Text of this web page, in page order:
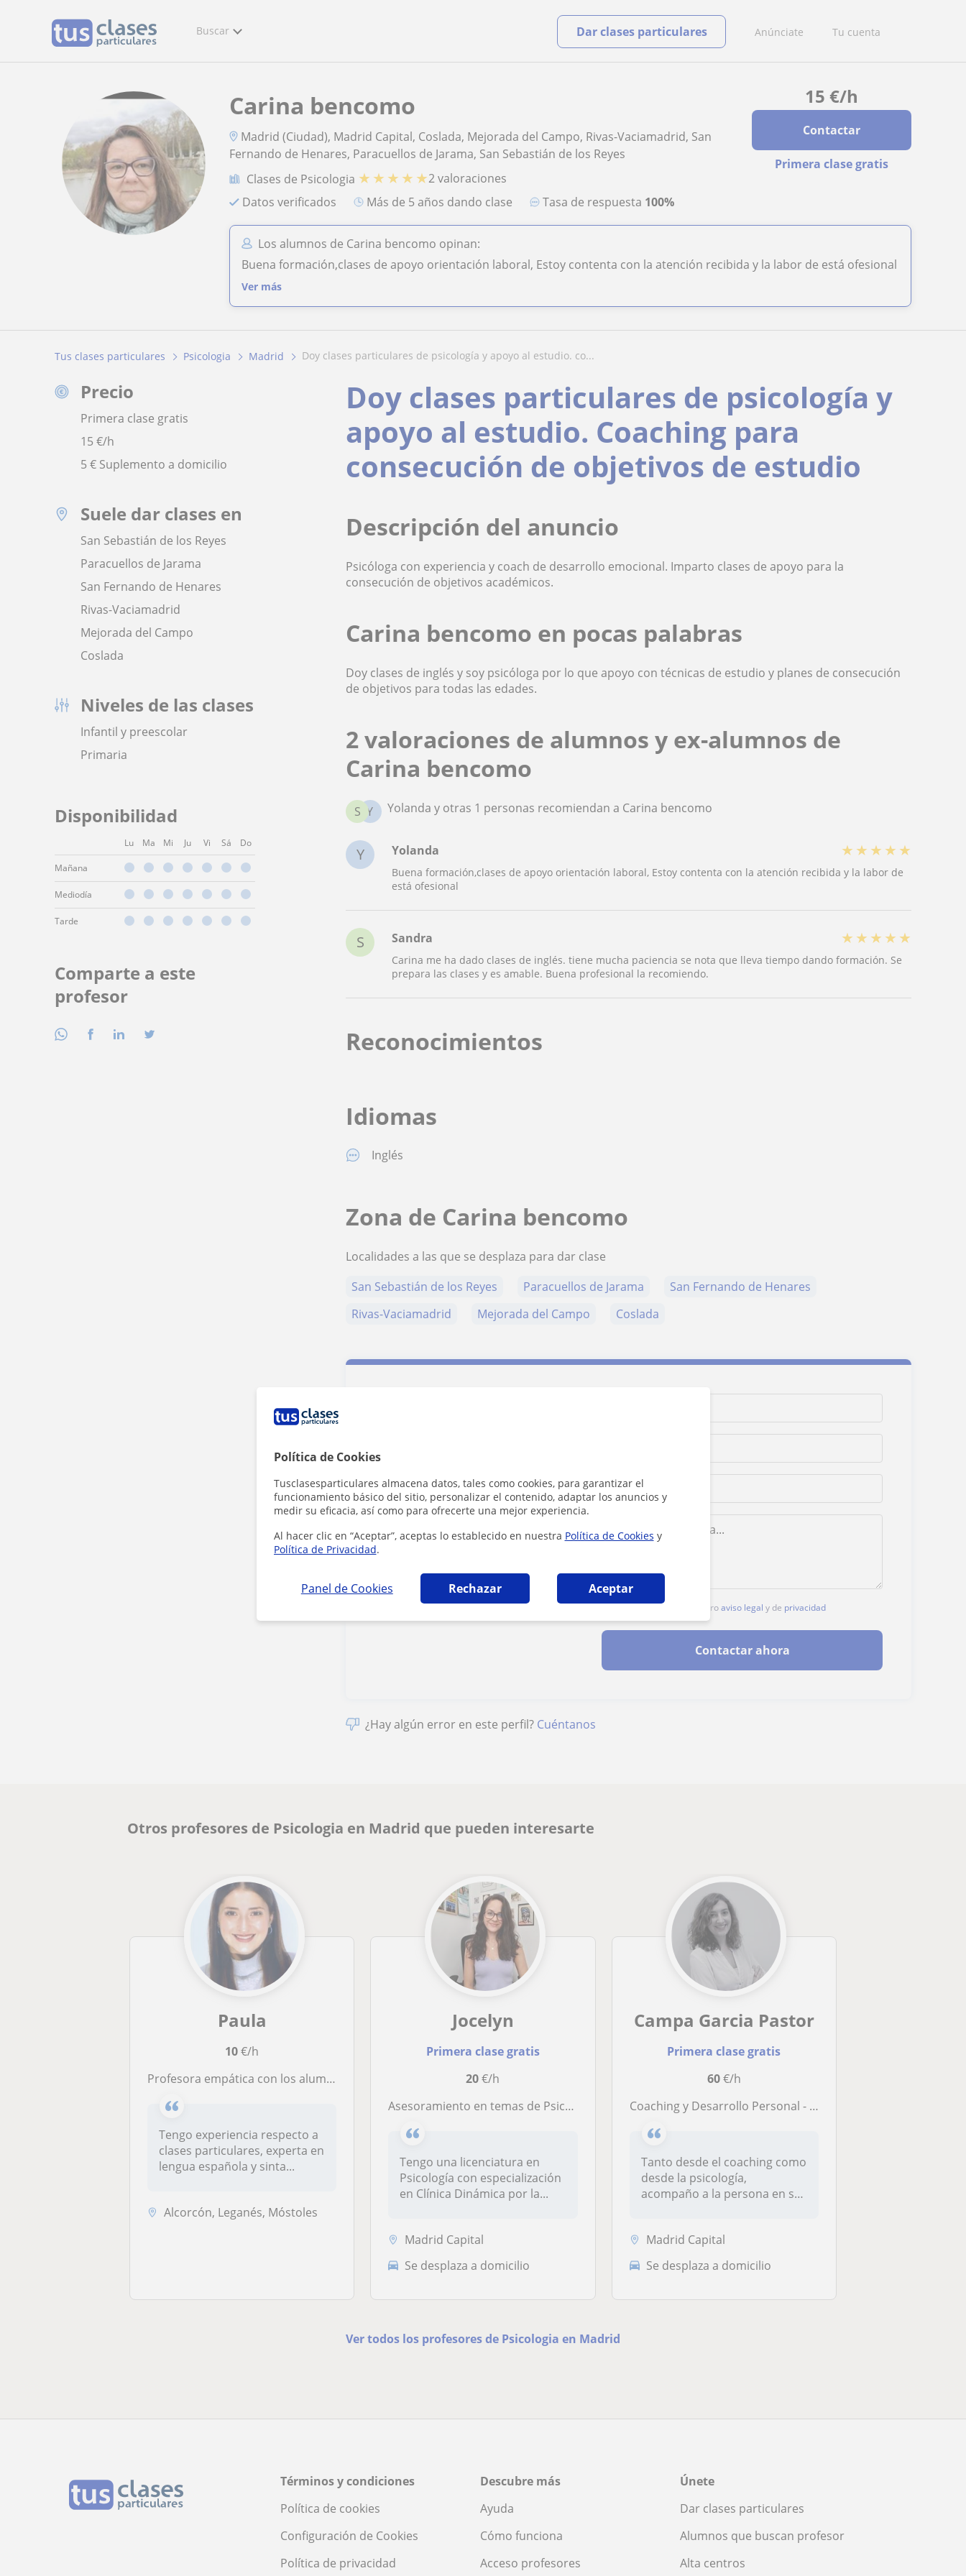
Política de Cookies
Tusclasesparticulares almacena datos, tales como cookies, para garantizar el
funcionamiento básico del sitio, personalizar el contenido, adaptar los anuncios y
medir su eficacia, así como para ofrecerte una mejor experiencia.
Al hacer clic en “Aceptar”, aceptas lo establecido en nuestra Política de Cookies y
Política de Privacidad.
Panel de Cookies Rechazar Aceptar
Buscar Anúnciate Tu cuenta
Dar clases particulares
15 €/h
Contactar
Primera clase gratis
Carina bencomo
Madrid (Ciudad), Madrid Capital, Coslada, Mejorada del Campo, Rivas-Vaciamadrid, San
Fernando de Henares, Paracuellos de Jarama, San Sebastián de los Reyes
Clases de Psicologia ★ ★ ★ ★ ★2 valoraciones
Datos verificados
más de 5 años dando clase Tasa de respuesta 100%
Los alumnos de Carina bencomo opinan:
Buena formación,clases de apoyo orientación laboral, Estoy contenta con la atención recibida y la labor de está ofesional
Ver más
Tus clases particulares Psicologia Madrid doy clases particulares de psicología y apoyo al estudio. co...
Precio
Primera clase gratis
15€/h
5 € Suplemento a domicilio
Suele dar clases en
San Sebastián de los Reyes
Paracuellos de Jarama
San Fernando de Henares
Rivas-Vaciamadrid
Mejorada del Campo
Coslada
Niveles de las clases
Infantil y preescolar
Primaria
Disponibilidad
Lu Ma Mi Ju Vi Sá Do
Mañana
Mediodía
Tarde
Comparte a este
profesor
Doy clases particulares de psicología y
apoyo al estudio. Coaching para
consecución de objetivos de estudio
Descripción del anuncio
Psicóloga con experiencia y coach de desarrollo emocional. Imparto clases de apoyo para la
consecución de objetivos académicos.
Carina bencomo en pocas palabras
Doy clases de inglés y soy psicóloga por lo que apoyo con técnicas de estudio y planes de consecución
de objetivos para todas las edades.
2 valoraciones de alumnos y ex-alumnos de
Carina bencomo
Y
S Yolanda y otras 1 personas recomiendan a Carina bencomo
Y Yolanda ★ ★ ★ ★ ★
Buena formación,clases de apoyo orientación laboral, Estoy contenta con la atención recibida y la labor de
está ofesional
S Sandra ★ ★ ★ ★ ★
Carina me ha dado clases de inglés. tiene mucha paciencia se nota que lleva tiempo dando formación. Se
prepara las clases y es amable. Buena profesional la recomiendo.
Reconocimientos
Idiomas
Inglés
Zona de Carina bencomo
Localidades a las que se desplaza para dar clase
San Sebastián de los Reyes
Paracuellos de Jarama
San Fernando de Henares
Rivas-Vaciamadrid
Mejorada del Campo Coslada
Tarifa 15€/h
1ª clase gratis
Al hacer clic, aceptas nuestroaviso legal y de privacidad
Contactar ahora
¿Hay algún error en este perfil? Cuéntanos
Otros profesores de Psicologia en Madrid que pueden interesarte
Paula
10€/h
Profesora empática con los alumnos/as, además de inclusiva, con altas habilidades sociales para la enseñanza
Tengo experiencia respecto a
clases particulares, experta en
lengua española y sinta...
Alcorcón, Leganés, Móstoles
Jocelyn
Primera clase gratis
20€/h
Asesoramiento en temas de Psicología y Psicoanálisis para todo aquel que necesite aumentar sus conocimientos en estas áreas
Tengo una licenciatura en
Psicología con especialización
en Clínica Dinámica por la...
Madrid Capital
Se desplaza a domicilio
Campa Garcia Pastor
Primera clase gratis
60€/h
Coaching y Desarrollo Personal - Técnicas de estudio y apoyo psicológico
Tanto desde el coaching como
desde la psicología,
acompaño a la persona en sus
Madrid Capital
Se desplaza a domicilio
Ver todos los profesores de Psicologia en Madrid
Términos y condiciones
Política de cookies
Configuración de Cookies
Política de privacidad
Descubre más
Ayuda
Cómo funciona
Acceso profesores
Únete
Dar clases particulares
Alumnos que buscan profesor
Alta centros